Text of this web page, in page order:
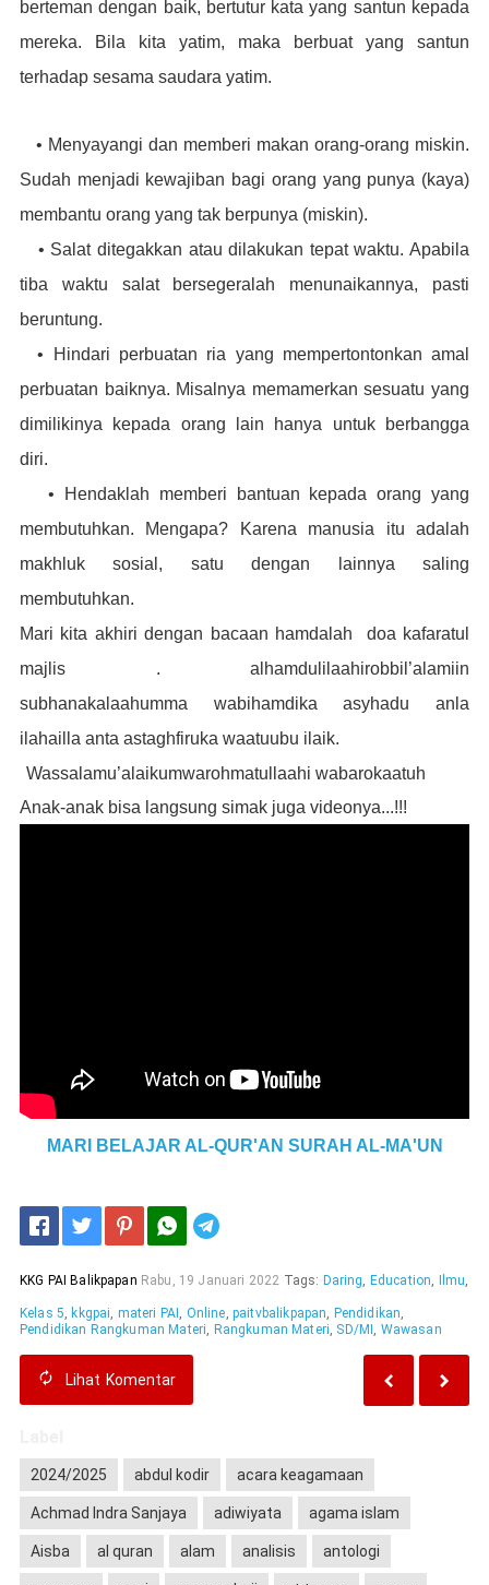
berteman dengan baik, bertutur kata yang santun kepada
mereka. Bila kita yatim, maka berbuat yang santun
terhadap sesama saudara yatim.
• Menyayangi dan memberi makan orang-orang miskin.
Sudah menjadi kewajiban bagi orang yang punya (kaya)
membantu orang yang tak berpunya (miskin).
• Salat ditegakkan atau dilakukan tepat waktu. Apabila
tiba waktu salat bersegeralah menunaikannya, pasti
beruntung.
• Hindari perbuatan ria yang mempertontonkan amal
perbuatan baiknya. Misalnya memamerkan sesuatu yang
dimilikinya kepada orang lain hanya untuk berbangga
diri.
• Hendaklah memberi bantuan kepada orang yang
membutuhkan. Mengapa? Karena manusia itu adalah
makhluk sosial, satu dengan lainnya saling
membutuhkan.
Mari kita akhiri dengan bacaan hamdalah
doa kafaratul
majlis . alhamdulilaahirobbil’alamiin
subhanakalaahumma wabihamdika asyhadu anla
ilahailla anta astaghfiruka waatuubu ilaik.
Wassalamu’alaikumwarohmatullaahi wabarokaatuh
Anak-anak bisa langsung simak juga videonya...!!!
MARI BELAJAR AL-QUR'AN SURAH AL-MA'UN
KKG PAI Balikpapan Rabu, 19 Januari 2022 Tags: Daring, Education, Ilmu,
Kelas 5, kkgpai, materi PAI , Online, paitvbalikpapan, Pendidikan,
Pendidikan Rangkuman Materi, Rangkuman Materi, SD/MI , Wawasan
Lihat Komentar
2024/2025 abdul kodir acara keagamaan
Achmad Indra Sanjaya adiwiyata agama islam
Aisba al quran alam analisis antologi